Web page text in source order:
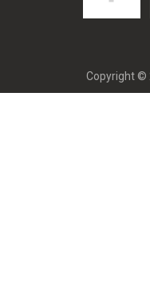
Copyright ©